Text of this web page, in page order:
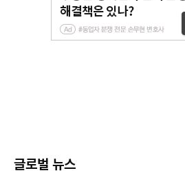
글로벌 뉴스